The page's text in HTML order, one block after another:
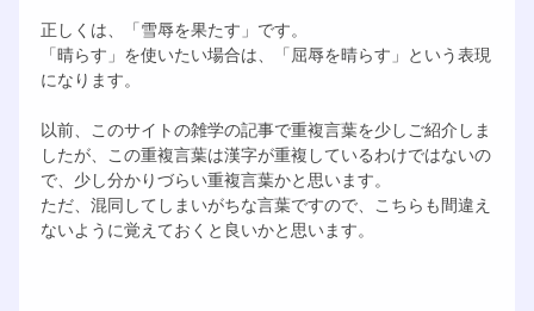
正しくは、「雪辱を果たす」です。
「晴らす」を使いたい場合は、「屈辱を晴らす」という表現
になります。
以前、このサイトの雑学の記事で重複言葉を少しご紹介しま
したが、この重複言葉は漢字が重複しているわけではないの
で、少し分かりづらい重複言葉かと思います。
ただ、混同してしまいがちな言葉ですので、こちらも間違え
ないように覚えておくと良いかと思います。